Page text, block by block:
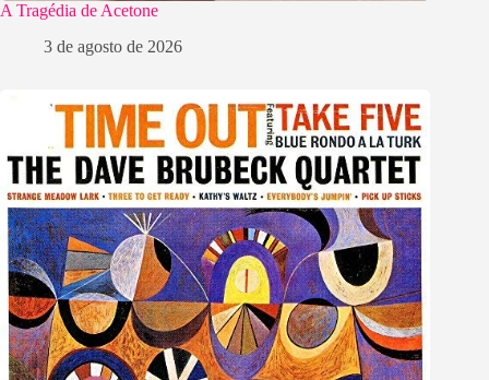
A Tragédia de Acetone
3 de agosto de 2026